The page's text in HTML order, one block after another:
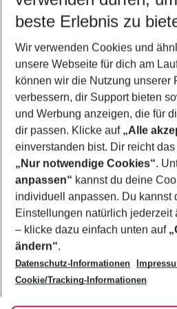
5-8 Nächte
2 Erwachsene Keine Kinder
Mehr Filter
Footer
Footer navigation
Über uns
AGB
Bestpreisgarantie
Cookie-Einstellungen ändern
Cookie-Richtlinie
Agenturbetreuung
Barrierefreies Reisen
Folge uns
beste Erlebnis zu
Wir verwenden Cookies und
unsere Webseite für dich am
können wir die Nutzung unserer
verbessern, dir Support bieten
und Werbung anzeigen, die für
dir passen. Klicke auf „Alle
einverstanden bist. Dir reicht
„Nur notwendige Cookies“.
anpassen“ kannst du deine
individuell anpassen. Du kannst
Einstellungen natürlich jederzeit
– klicke dazu einfach unten auf
ändern“.
Datenschutz-Informationen
Cookie/Tracking-Informationen